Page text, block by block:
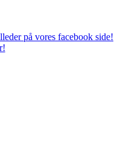
på vores facebook side!